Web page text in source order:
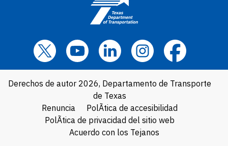
Derechos de autor 2026, Departamento de Transporte
de Texas
Renuncia
PolÃ­tica de accesibilidad
PolÃ­tica de privacidad del sitio web
Acuerdo con los Tejanos